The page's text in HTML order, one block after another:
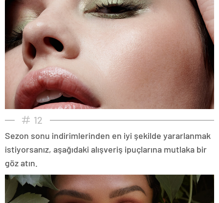
12
Sezon sonu indirimlerinden en iyi şekilde yararlanmak
istiyorsanız, aşağıdaki alışveriş ipuçlarına mutlaka bir
göz atın.